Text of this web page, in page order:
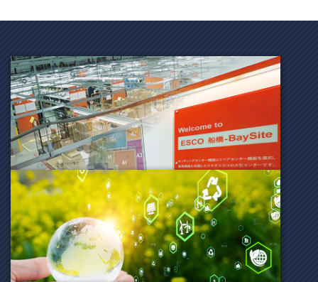
ESCO 船橋-BaySite